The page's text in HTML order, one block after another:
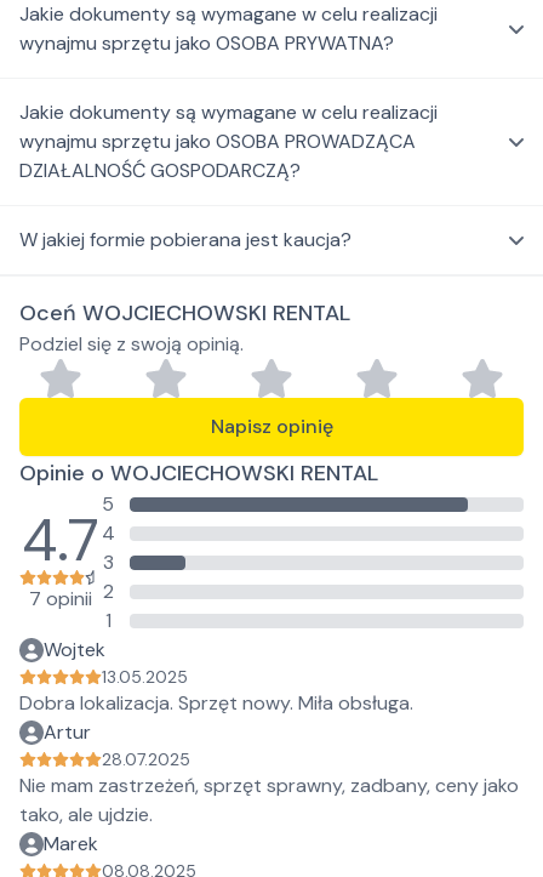
Jakie dokumenty są wymagane w celu realizacji
wynajmu sprzętu jako OSOBA PRYWATNA?
Jakie dokumenty są wymagane w celu realizacji
wynajmu sprzętu jako OSOBA PROWADZĄCA
DZIAŁALNOŚĆ GOSPODARCZĄ?
W jakiej formie pobierana jest kaucja?
Oceń WOJCIECHOWSKI RENTAL
Podziel się z swoją opinią.
Napisz opinię
Opinie o WOJCIECHOWSKI RENTAL
4.7
7 opinii
5
4
3
2
1
Wojtek
13.05.2025
Dobra lokalizacja. Sprzęt nowy. Miła obsługa.
Artur
28.07.2025
Nie mam zastrzeżeń, sprzęt sprawny, zadbany, ceny jako
tako, ale ujdzie.
Marek
08.08.2025